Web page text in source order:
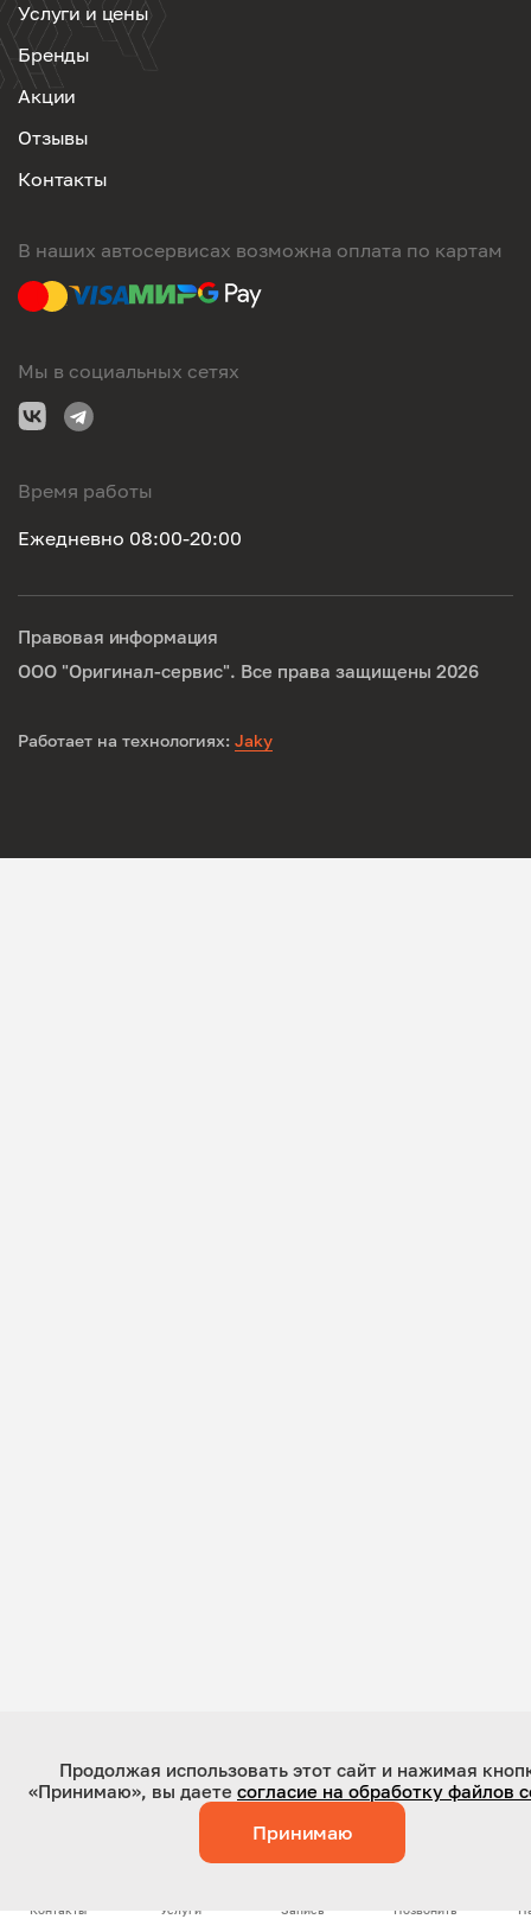
Контакты Услуги Запись Позвонить
Услуги и цены
Бренды
Акции
Отзывы
Контакты
В наших автосервисах возможна оплата по картам
Мы в социальных сетях
Время работы
Ежедневно 08:00-20:00
ООО "Оригинал-сервис". Все права защищены 2026
Правовая информация
Работает на технологиях: Jaky
Продолжая использовать этот сайт и нажимая
«Принимаю», вы даете согласие на обработку файлов
Принимаю